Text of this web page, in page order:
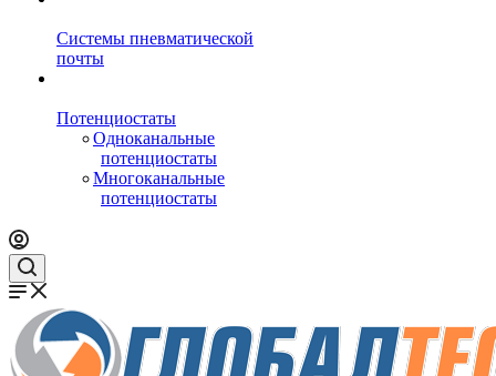
Системы пневматической
почты
Потенциостаты
Одноканальные
потенциостаты
Многоканальные
потенциостаты